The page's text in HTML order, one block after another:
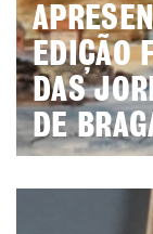
EDIÇÃO
DAS
DE